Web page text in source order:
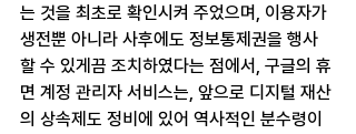
는 것을 최초로 확인시켜 주었으며, 이용자가
생전뿐 아니라 사후에도 정보통제권을 행사
할 수 있게끔 조치하였다는 점에서, 구글의 휴
면 계정 관리자 서비스는, 앞으로 디지털 재산
의 상속제도 정비에 있어 역사적인 분수령이